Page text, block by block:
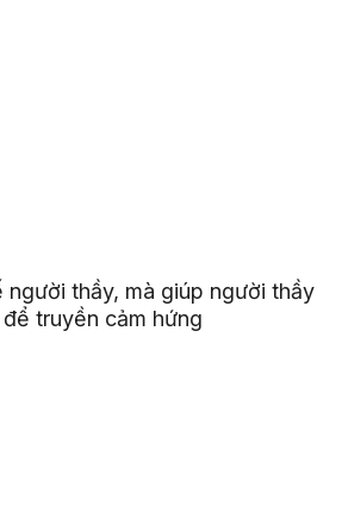
người thầy, mà giúp người thầy
truyền cảm hứng